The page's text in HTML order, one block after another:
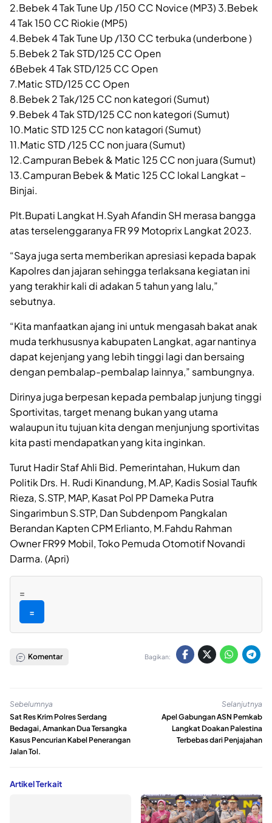
2.Bebek 4 Tak Tune Up /150 CC Novice (MP3) 3.Bebek
4 Tak 150 CC Riokie (MP5)
4.Bebek 4 Tak Tune Up /130 CC terbuka (underbone )
5.Bebek 2 Tak STD/125 CC Open
6Bebek 4 Tak STD/125 CC Open
7.Matic STD/125 CC Open
8.Bebek 2 Tak/125 CC non kategori (Sumut)
9.Bebek 4 Tak STD/125 CC non kategori (Sumut)
10.Matic STD 125 CC non katagori (Sumut)
11.Matic STD /125 CC non juara (Sumut)
12.Campuran Bebek & Matic 125 CC non juara (Sumut)
13.Campuran Bebek & Matic 125 CC lokal Langkat –
Binjai.
Plt.Bupati Langkat H.Syah Afandin SH merasa bangga
atas terselenggaranya FR 99 Motoprix Langkat 2023.
“Saya juga serta memberikan apresiasi kepada bapak
Kapolres dan jajaran sehingga terlaksana kegiatan ini
yang terakhir kali di adakan 5 tahun yang lalu,”
sebutnya.
“Kita manfaatkan ajang ini untuk mengasah bakat anak
muda terkhususnya kabupaten Langkat, agar nantinya
dapat kejenjang yang lebih tinggi lagi dan bersaing
dengan pembalap-pembalap lainnya,” sambungnya.
Dirinya juga berpesan kepada pembalap junjung tinggi
Sportivitas, target menang bukan yang utama
walaupun itu tujuan kita dengan menjunjung sportivitas
kita pasti mendapatkan yang kita inginkan.
Turut Hadir Staf Ahli Bid. Pemerintahan, Hukum dan
Politik Drs. H. Rudi Kinandung, M.AP, Kadis Sosial Taufik
Rieza, S.STP, MAP, Kasat Pol PP Dameka Putra
Singarimbun S.STP, Dan Subdenpom Pangkalan
Berandan Kapten CPM Erlianto, M.Fahdu Rahman
Owner FR99 Mobil, Toko Pemuda Otomotif Novandi
Darma. (Apri)
=
=
Komentar Bagikan:
Sebelumnya
Sat Res Krim Polres Serdang
Bedagai, Amankan Dua Tersangka
Kasus Pencurian Kabel Penerangan
Jalan Tol.
Selanjutnya
Apel Gabungan ASN Pemkab
Langkat Doakan Palestina
Terbebas dari Penjajahan
Artikel Terkait